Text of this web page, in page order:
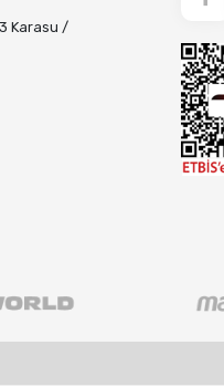
Karasu /